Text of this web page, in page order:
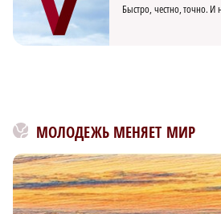
Быстро, честно, точно. И
МОЛОДЕЖЬ МЕНЯЕТ МИР